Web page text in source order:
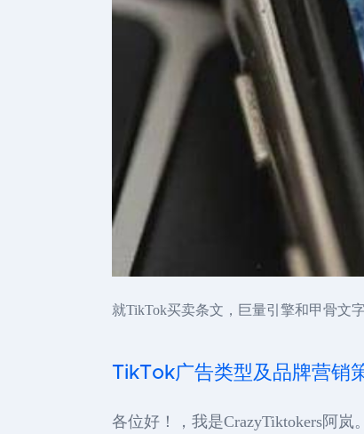
就TikTok买卖条文，巨量引擎和甲骨文
TikTok广告类型及品牌营销
各位好！，我是CrazyTiktokers阿岚